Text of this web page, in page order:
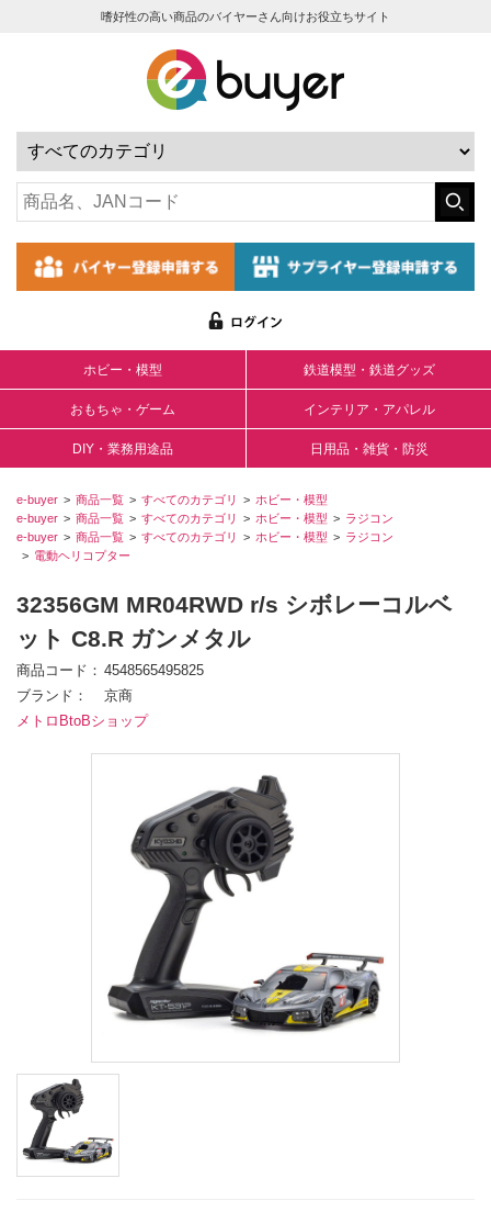
嗜好性の高い商品のバイヤーさん向けお役立ちサイト
ホビー・模型 鉄道模型・鉄道グッズ
おもちゃ・ゲーム インテリア・アパレル
DIY・業務用途品 日用品・雑貨・防災
e-buyer 商品一覧 すべてのカテゴリ
ホビー・模型
e-buyer
商品一覧 すべてのカテゴリ ホビー・模型
ラジコン
e-buyer
商品一覧 すべてのカテゴリ ホビー・模型
ラジコン
電動ヘリコプター
32356GM MR04RWD r/s シボレーコルベ
ット C8.R ガンメタル
商品コード
4548565495825
ブランド
京商
メトロBtoBショップ